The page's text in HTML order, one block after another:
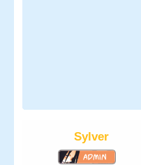
Sylver